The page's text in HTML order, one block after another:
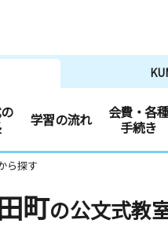
学習の流れ
会費・各種
手続き
ら探す
町の公文式教